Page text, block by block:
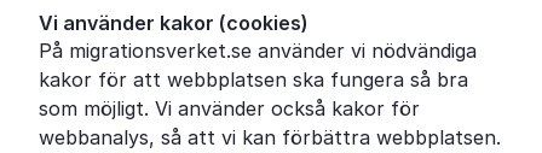
Vi använder kakor (cookies)
På migrationsverket.se använder vi nödvändiga
kakor för att webbplatsen ska fungera så bra
som möjligt. Vi använder också kakor för
webbanalys, så att vi kan förbättra webbplatsen.
Ordförklaringar
Om Migrationsverket
Pressrum